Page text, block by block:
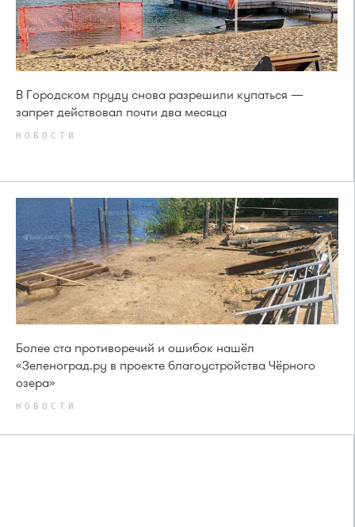
В Городском пруду снова разрешили купаться —
запрет действовал почти два месяца
НОВОСТИ
Более ста противоречий и ошибок нашёл
«Зеленоград.ру в проекте благоустройства Чёрного
озера»
НОВОСТИ